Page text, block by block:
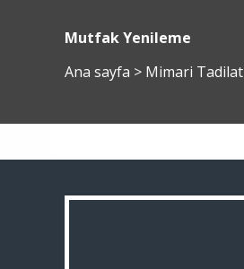
Mutfak Yenileme
Ana sayfa > Mimari Tadilat